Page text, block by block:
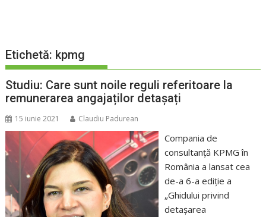
Etichetă: kpmg
Studiu: Care sunt noile reguli referitoare la
remunerarea angajaților detașați
15 iunie 2021 Claudiu Padurean
Compania de
consultanță KPMG în
România a lansat cea
de-a 6-a ediție a
„Ghidului privind
detașarea